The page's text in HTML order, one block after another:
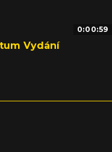
0:00:59
Vydání